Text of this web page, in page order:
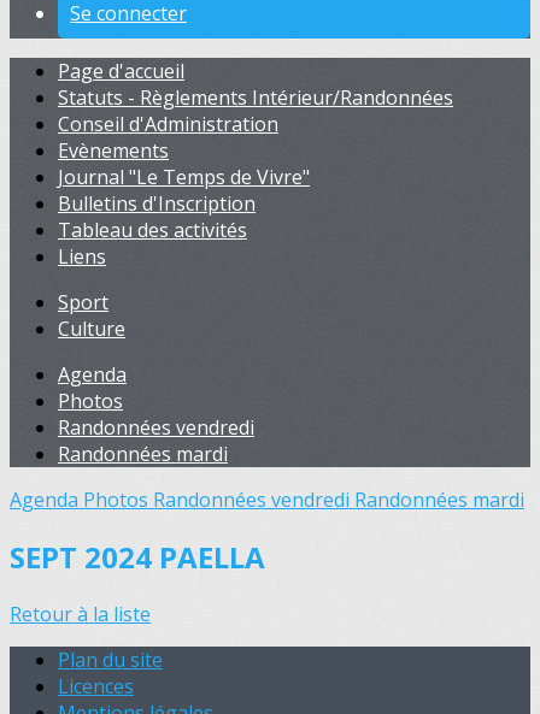
Se connecter
Page d'accueil
Statuts - Règlements Intérieur/Randonnées
Conseil d'Administration
Evènements
Journal "Le Temps de Vivre"
Bulletins d'Inscription
Tableau des activités
Liens
Sport
Culture
Agenda
Photos
Randonnées vendredi
Randonnées mardi
Agenda Photos Randonnées vendredi Randonnées mardi
SEPT 2024 PAELLA
Retour à la liste
Plan du site
Licences